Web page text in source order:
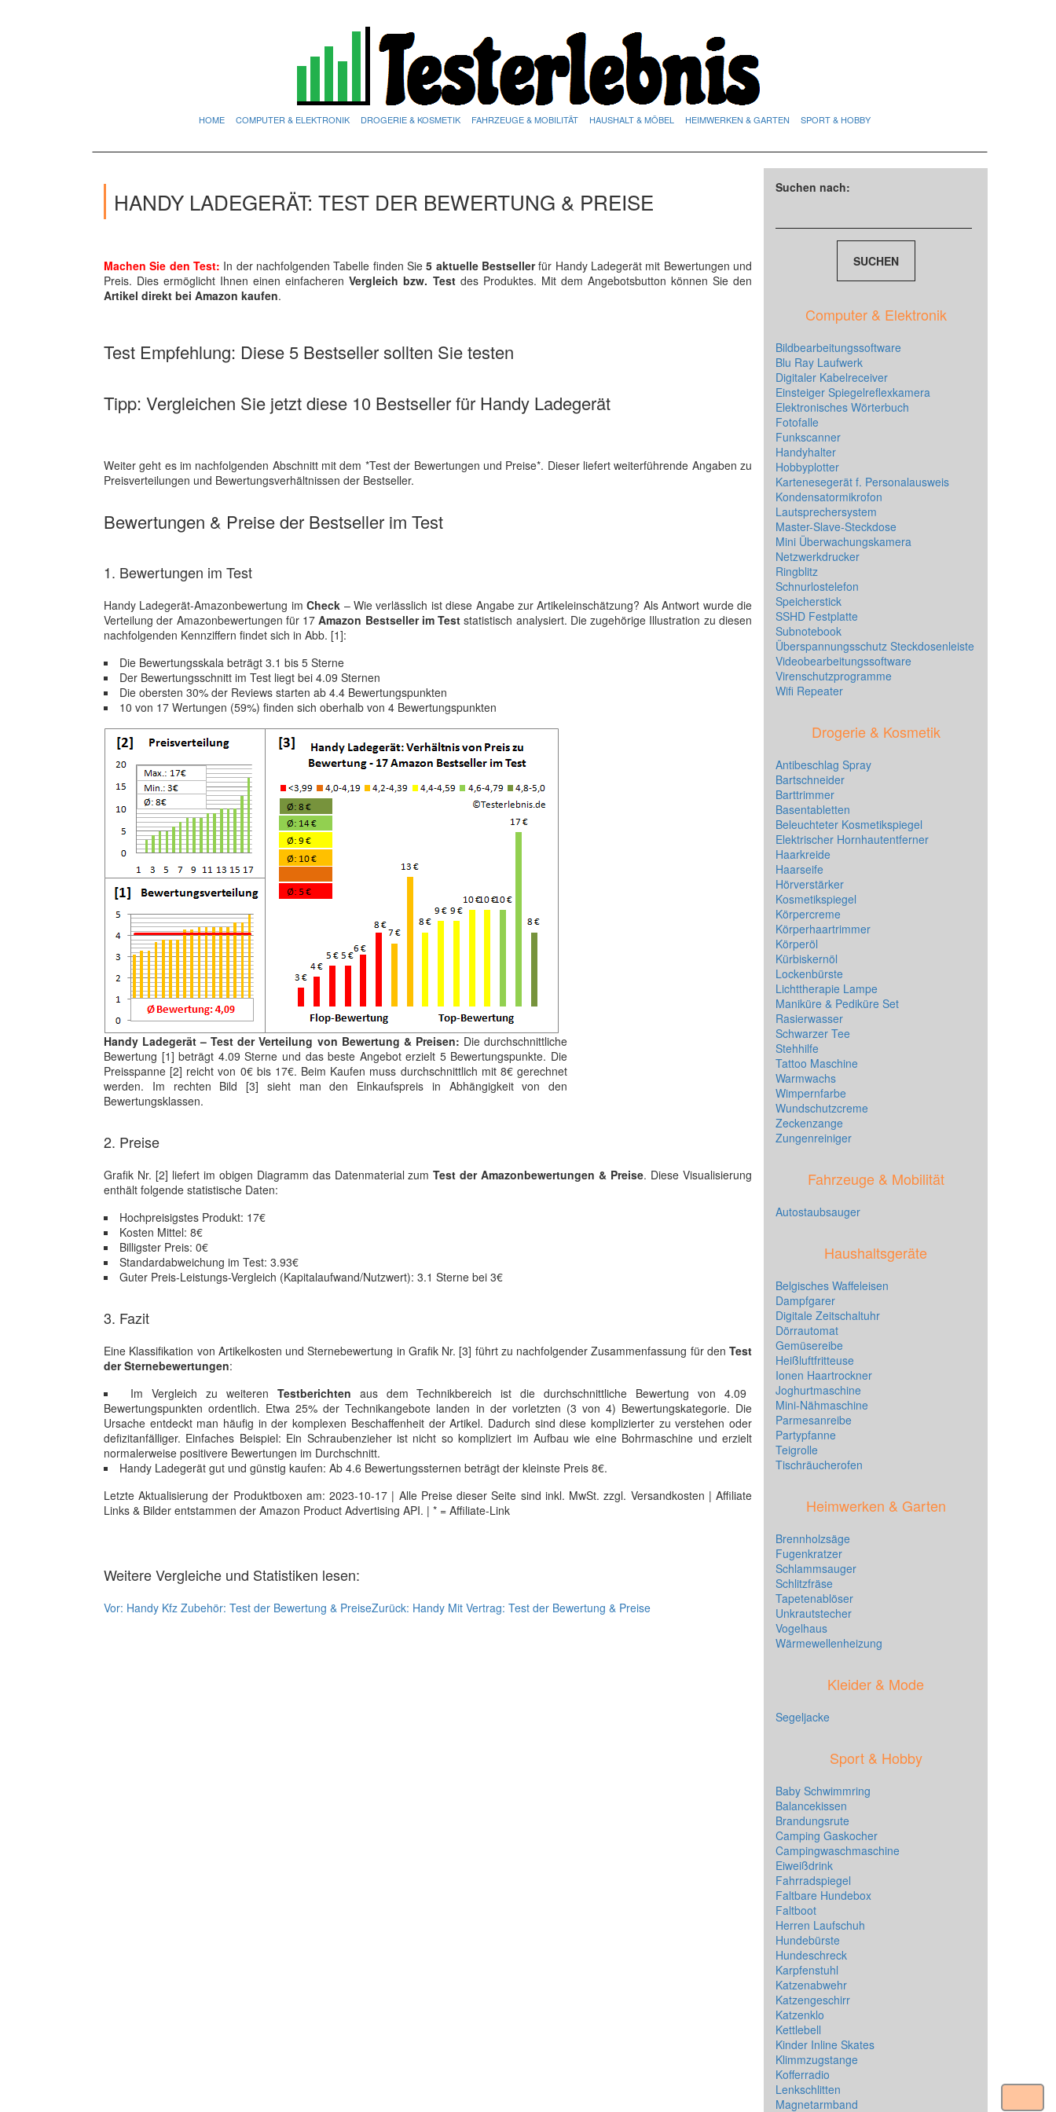
HOME COMPUTER & ELEKTRONIK DROGERIE & KOSMETIK FAHRZEUGE & MOBILITÄT HAUSHALT & MÖBEL HEIMWERKEN & GARTEN SPORT & HOBBY
HANDY LADEGERÄT: TEST DER BEWERTUNG & PREISE
Machen Sie den Test: In der nachfolgenden Tabelle finden Sie 5 aktuelle Bestsellerfür Handy Ladegerät mit Bewertungen und
Preis. Dies ermöglicht Ihnen einen einfacherenVergleich bzw. Testdes Produktes. Mit dem Angebotsbutton können Sie den
Artikel direkt bei Amazon kaufen.
Test Empfehlung: Diese 5 Bestseller sollten Sie testen
Tipp: Vergleichen Sie jetzt diese 10 Bestseller für Handy Ladegerät
Weiter geht es im nachfolgenden Abschnitt mit dem *Test der Bewertungen und Preise*. Dieser liefert weiterführende Angaben zu
Preisverteilungen und Bewertungsverhältnissen der Bestseller.
Bewertungen & Preise der Bestseller im Test
1. Bewertungen im Test
Handy Ladegerät-Amazonbewertung imCheck – Wie verlässlich ist diese Angabe zur Artikeleinschätzung? Als Antwort wurde die
Verteilung der Amazonbewertungen für 17Amazon Bestseller im Test statistisch analysiert. Die zugehörige Illustration zu diesen
nachfolgenden Kennziffern findet sich in Abb. [1]:
Die Bewertungsskala beträgt 3.1 bis 5 Sterne
Der Bewertungsschnitt im Test liegt bei 4.09 Sternen
Die obersten 30% der Reviews starten ab 4.4 Bewertungspunkten
10 von 17 Wertungen (59%) finden sich oberhalb von 4 Bewertungspunkten
Handy Ladegerät – Test der Verteilung von Bewertung & Preisen: Die durchschnittliche
Bewertung [1] beträgt 4.09 Sterne und das beste Angebot erzielt 5 Bewertungspunkte. Die
Preisspanne [2] reicht von 0€ bis 17€. Beim Kaufen muss durchschnittlich mit 8€ gerechnet
werden. Im rechten Bild [3] sieht man den Einkaufspreis in Abhängigkeit von den
Bewertungsklassen.
2. Preise
Grafik Nr. [2] liefert im obigen Diagramm das Datenmaterial zumTest der Amazonbewertungen & Preise. Diese Visualisierung
enthält folgende statistische Daten:
Hochpreisigstes Produkt: 17€
Kosten Mittel: 8€
Billigster Preis: 0€
Standardabweichung im Test: 3.93€
Guter Preis-Leistungs-Vergleich (Kapitalaufwand/Nutzwert): 3.1 Sterne bei 3€
3. Fazit
Eine Klassifikation von Artikelkosten und Sternebewertung in Grafik Nr. [3] führt zu nachfolgender Zusammenfassung für den Test
der Sternebewertungen:
Im Vergleich zu weiteren Testberichten aus dem Technikbereich ist die durchschnittliche Bewertung von 4.09
Bewertungspunkten ordentlich. Etwa 25% der Technikangebote landen in der vorletzten (3 von 4) Bewertungskategorie. Die
Ursache entdeckt man häufig in der komplexen Beschaffenheit der Artikel. Dadurch sind diese komplizierter zu verstehen oder
defizitanfälliger. Einfaches Beispiel: Ein Schraubenzieher ist nicht so kompliziert im Aufbau wie eine Bohrmaschine und erzielt
normalerweise positivere Bewertungen im Durchschnitt.
Handy Ladegerät gut und günstig kaufen: Ab 4.6 Bewertungssternen beträgt der kleinste Preis 8€.
Letzte Aktualisierung der Produktboxen am: 2023-10-17 | Alle Preise dieser Seite sind inkl. MwSt. zzgl. Versandkosten | Affiliate
Links & Bilder entstammen der Amazon Product Advertising API. | * = Affiliate-Link
Weitere Vergleiche und Statistiken lesen:
Vor: Handy Kfz Zubehör: Test der Bewertung & PreiseZurück: Handy Mit Vertrag: Test der Bewertung & Preise
Suchen nach:
Computer & Elektronik
Bildbearbeitungssoftware
Blu Ray Laufwerk
Digitaler Kabelreceiver
Einsteiger Spiegelreflexkamera
Elektronisches Wörterbuch
Fotofalle
Funkscanner
Handyhalter
Hobbyplotter
Kartenesegerät f. Personalausweis
Kondensatormikrofon
Lautsprechersystem
Master-Slave-Steckdose
Mini Überwachungskamera
Netzwerkdrucker
Ringblitz
Schnurlostelefon
Speicherstick
SSHD Festplatte
Subnotebook
Überspannungsschutz Steckdosenleiste
Videobearbeitungssoftware
Virenschutzprogramme
Wifi Repeater
Drogerie & Kosmetik
Antibeschlag Spray
Bartschneider
Barttrimmer
Basentabletten
Beleuchteter Kosmetikspiegel
Elektrischer Hornhautentferner
Haarkreide
Haarseife
Hörverstärker
Kosmetikspiegel
Körpercreme
Körperhaartrimmer
Körperöl
Kürbiskernöl
Lockenbürste
Lichttherapie Lampe
Maniküre & Pediküre Set
Rasierwasser
Schwarzer Tee
Stehhilfe
Tattoo Maschine
Warmwachs
Wimpernfarbe
Wundschutzcreme
Zeckenzange
Zungenreiniger
Fahrzeuge & Mobilität
Autostaubsauger
Haushaltsgeräte
Belgisches Waffeleisen
Dampfgarer
Digitale Zeitschaltuhr
Dörrautomat
Gemüsereibe
Heißluftfritteuse
Ionen Haartrockner
Joghurtmaschine
Mini-Nähmaschine
Parmesanreibe
Partypfanne
Teigrolle
Tischräucherofen
Heimwerken & Garten
Brennholzsäge
Fugenkratzer
Schlammsauger
Schlitzfräse
Tapetenablöser
Unkrautstecher
Vogelhaus
Wärmewellenheizung
Kleider & Mode
Segeljacke
Sport & Hobby
Baby Schwimmring
Balancekissen
Brandungsrute
Camping Gaskocher
Campingwaschmaschine
Eiweißdrink
Fahrradspiegel
Faltbare Hundebox
Faltboot
Herren Laufschuh
Hundebürste
Hundeschreck
Karpfenstuhl
Katzenabwehr
Katzengeschirr
Katzenklo
Kettlebell
Kinder Inline Skates
Klimmzugstange
Kofferradio
Lenkschlitten
Magnetarmband